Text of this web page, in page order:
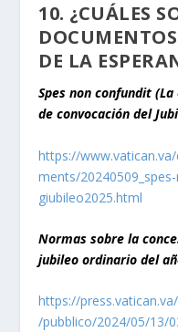
10. ¿CUÁLES
DE LA
Spes non confundit
de convocación del
https://
ments/
giubileo2025.html
Normas sobre la
jubileo ordinario del
https://
/pubblico/2024/05/13/